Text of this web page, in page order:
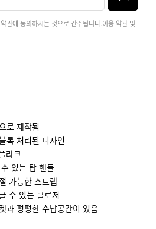
관에 동의하시는 것으로 간주됩니다. 이용 약관 및
로 제작됨
록 처리된 디자인
라크
있는 탑 핸들
가능한 스트랩
수 있는 클로저
과 평평한 수납공간이 있음